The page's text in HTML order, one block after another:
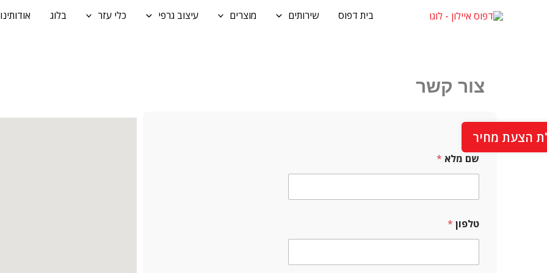
בית דפוס שירותים מוצרים עיצוב גרפי כלי עזר בלוג אודותינו
צור קשר
שם מלא *
טלפון *
הצעת מחיר